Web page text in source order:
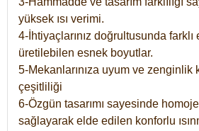
yüksek ısı verimi.
4-İhtiyaçlarınız doğrultusunda
üretilebilen esnek boyutlar.
5-Mekanlarınıza uyum ve zenginlik
çeşitliliği
6-Özgün tasarımı sayesinde homojen
sağlayarak elde edilen konforlu